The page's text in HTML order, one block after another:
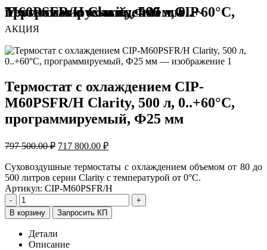
Термостат с охлаждением CIP-M60PSFR/H Clarity, 500 л, 0..+60°C, программируемый, Ф25 мм
АКЦИЯ
Термостат с охлаждением CIP-
M60PSFR/H Clarity, 500 л, 0..+60°C,
программируемый, Ф25 мм
797 500.00₽ Первоначальная
составляла
797
500.00 ₽.
717 800.00 ₽Текущая
717
800.00 ₽.
Суховоздушные термостаты с охлаждением объемом от 80 до
500 литров серии Clarity с температурой от 0°C.
Артикул: CIP-M60PSFR/H
-
+
В корзину
Запросить КП
Детали
Описание